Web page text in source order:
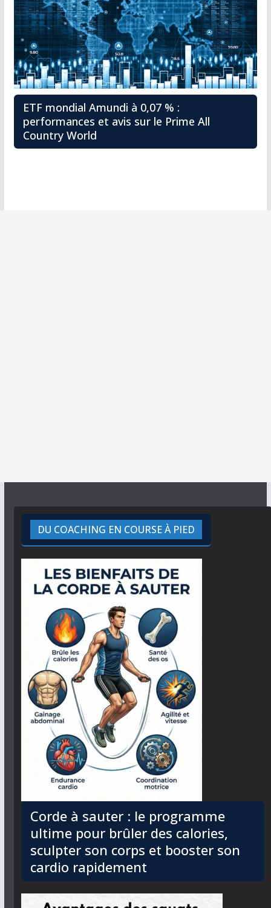
ETF mondial Amundi à 0,07 % :
performances et avis sur le Prime All
Country World
DU COACHING EN COURSE À PIED
Corde à sauter : le programme
ultime pour brûler des calories,
sculpter son corps et booster son
cardio rapidement